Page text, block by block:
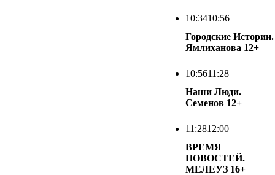
10:3410:56
Городские Истории.
Ямлиханова 12+
10:5611:28
Наши Люди.
Семенов 12+
11:2812:00
ВРЕМЯ
НОВОСТЕЙ.
МЕЛЕУЗ 16+